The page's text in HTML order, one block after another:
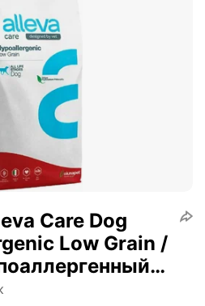
Care Dog
Low Grain /
для взрослых